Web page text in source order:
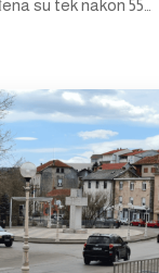
su tek nakon 55…